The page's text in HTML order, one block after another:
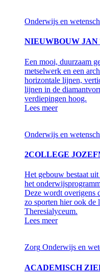
Onderwijs en
NIEUWBOUW
Een mooi, duurzaam
metselwerk en een
horizontale lijnen,
lijnen in de
verdiepingen hoog.
Lees meer
Onderwijs en
2COLLEGE
Het gebouw bestaat
het
Deze wordt overigens
zo sporten hier ook de
Theresialyceum.
Lees meer
Zorg Onderwijs en
ACADEMISCH